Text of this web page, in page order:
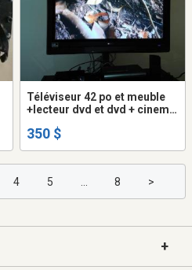
Téléviseur 42 po et meuble
+lecteur dvd et dvd + cinema
350 $
4 5 8 >
+